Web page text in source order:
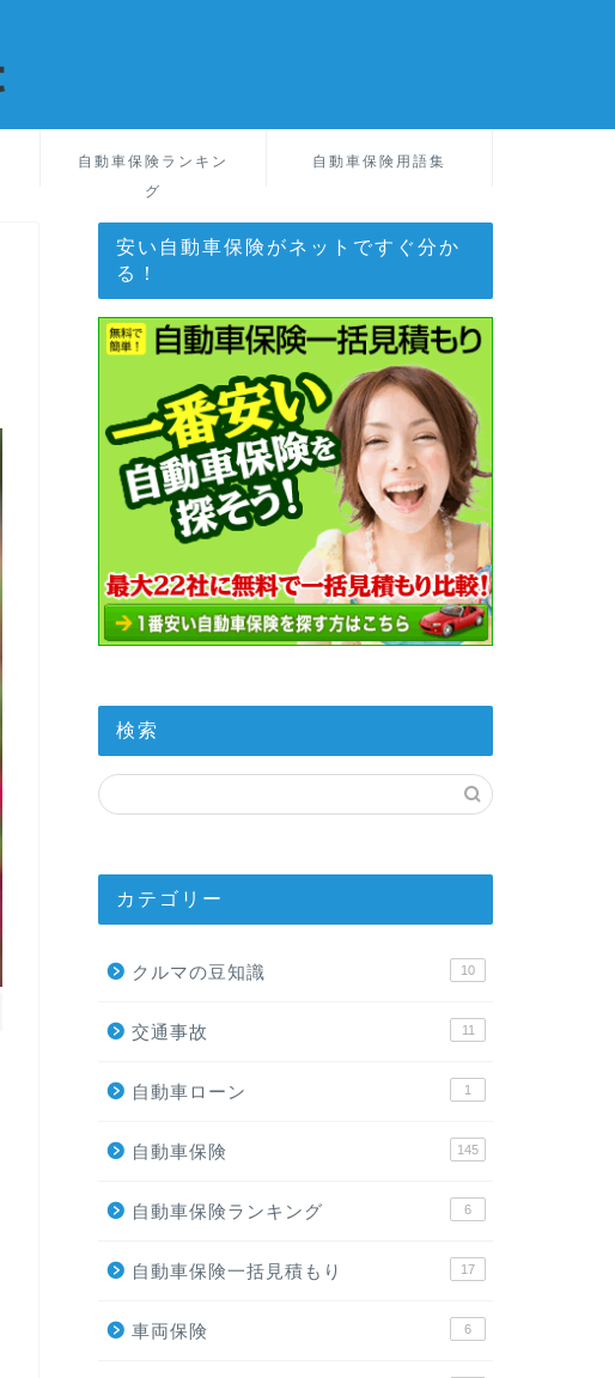
自動車保険ランキン
グ
自動車保険用語集
安い自動車保険がネットですぐ分か
る！
検索
カテゴリー
クルマの豆知識 10
交通事故 11
自動車ローン 1
自動車保険 145
自動車保険ランキング 6
自動車保険一括見積もり 17
車両保険 6